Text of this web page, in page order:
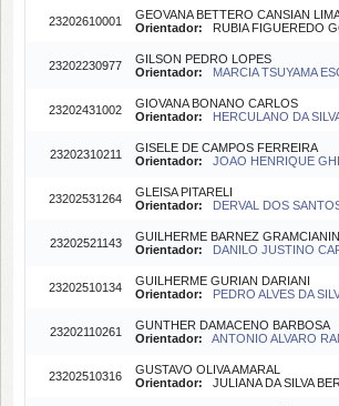
23202610001
GEOVANA BETTERO CANSIAN
Orientador: RUBIA FIGUEREDO
23202230977
GILSON PEDRO LOPES
Orientador:
MARCIA TSUYAMA
23202431002
GIOVANA BONANO CARLOS
Orientador:
HERCULANO DA
23202310211
GISELE DE CAMPOS FERREIRA
Orientador:
JOAO HENRIQUE
23202531264
GLEISA PITARELI
Orientador:
DERVAL DOS
23202521143
GUILHERME BARNEZ
Orientador:
DANILO JUSTINO
23202510134
GUILHERME GURIAN DARIANI
Orientador:
PEDRO ALVES DA
23202110261
GUNTHER DAMACENO BARBOSA
Orientador:
ANTONIO ALVARO
23202510316
GUSTAVO OLIVA AMARAL
Orientador: JULIANA DA SILVA